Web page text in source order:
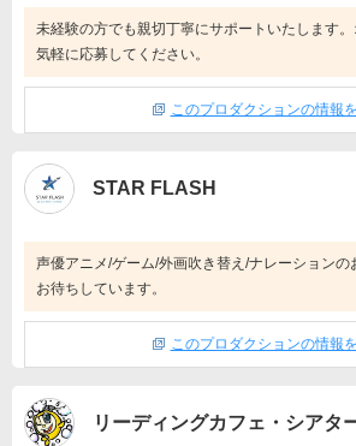
未経験の方でも親切丁寧にサポートいたします
気軽に応募してください。
このプロダクションの情報
STAR FLASH
声優アニメ/ゲーム/外画吹き替え/ナレーション
お待ちしています。
このプロダクションの情報
リーディングカフェ・シアタ